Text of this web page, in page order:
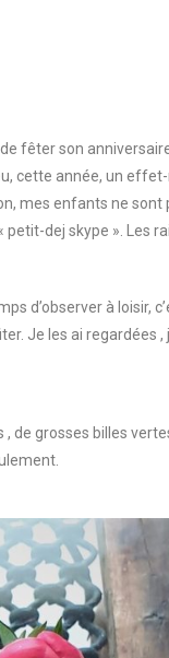
de fêter son
cette année, un
mes enfants ne sont
petit-dej skype ». Les
d’observer à loisir,
Je les ai regardées ,
de grosses billes